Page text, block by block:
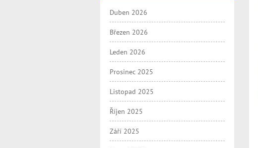
Duben 2026
Březen 2026
Leden 2026
Prosinec 2025
Listopad 2025
Říjen 2025
Září 2025